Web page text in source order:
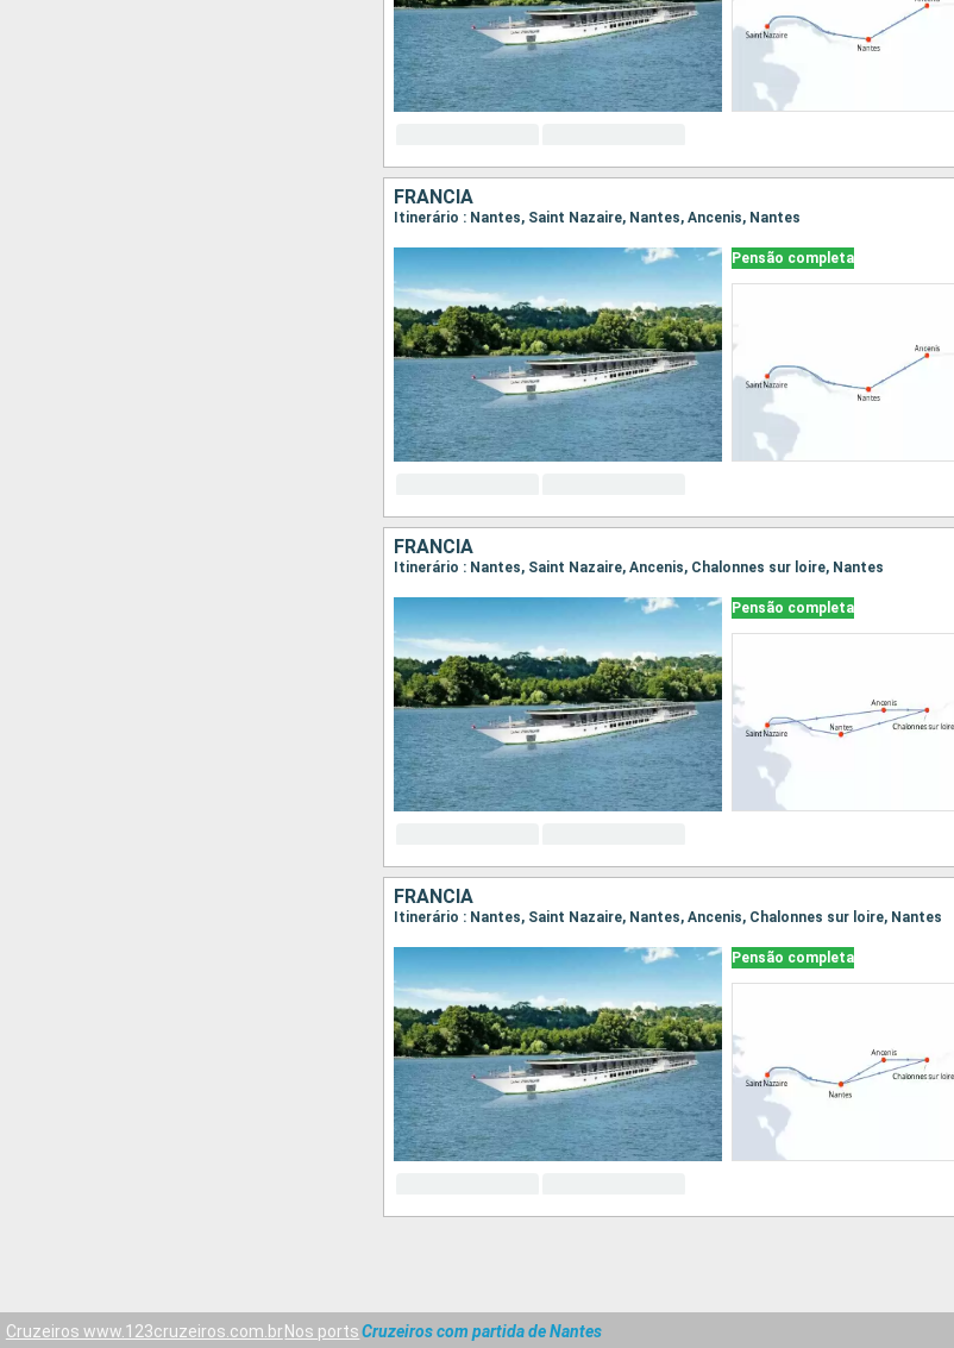
FRANCIA
Itinerário : Nantes, Saint Nazaire, Nantes, Ancenis, Nantes
Pensão completa
FRANCIA
Itinerário : Nantes, Saint Nazaire, Ancenis, Chalonnes sur loire, Nantes
Pensão completa
FRANCIA
Itinerário : Nantes, Saint Nazaire, Nantes, Ancenis, Chalonnes sur loire, Nantes
Pensão completa
Cruzeiros www.123cruzeiros.com.br Nos portsCruzeiros com partida de Nantes